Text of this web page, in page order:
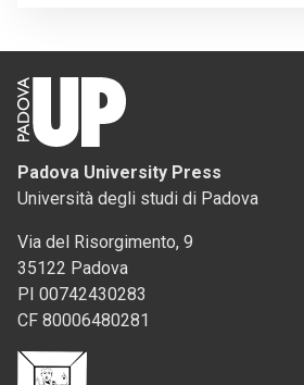
Padova University Press
Università degli studi di Padova
Via del Risorgimento, 9
35122 Padova
PI 00742430283
CF 80006480281